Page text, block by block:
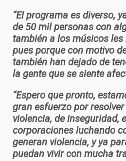
“El programa es diverso,
de 50 mil personas con
también a los músicos les
pues porque con motivo
también han dejado de
la gente que se siente
“Espero que pronto,
gran esfuerzo por
violencia, de inseguridad,
corporaciones luchando
generan violencia, y ya
puedan vivir con mucha